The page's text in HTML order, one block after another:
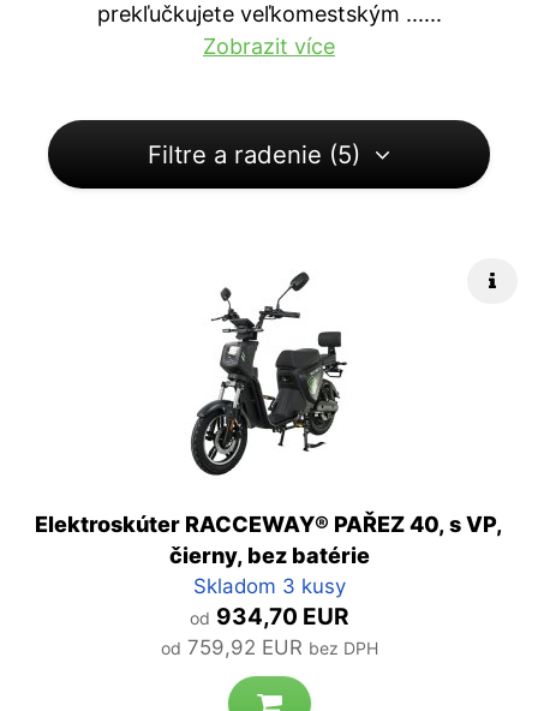
prekľučkujete veľkomestským ......
Zobrazit více
Filtre a radenie (5)
Elektroskúter RACCEWAY® PAŘEZ 40, s VP,
čierny, bez batérie
Skladom 3 kusy
od 934,70 EUR
od 759,92 EUR bez DPH